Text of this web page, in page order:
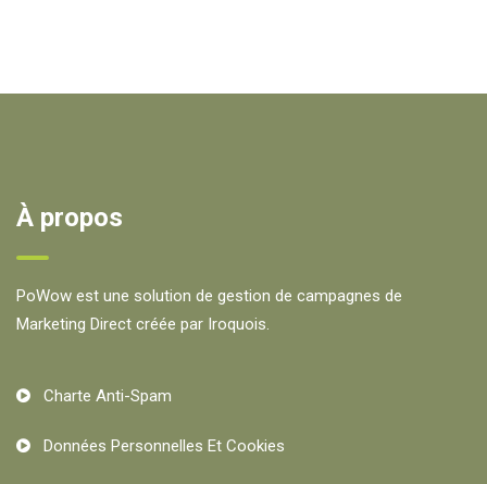
À propos
PoWow est une solution de gestion de campagnes de
Marketing Direct créée par Iroquois.
Charte Anti-Spam
Données Personnelles Et Cookies